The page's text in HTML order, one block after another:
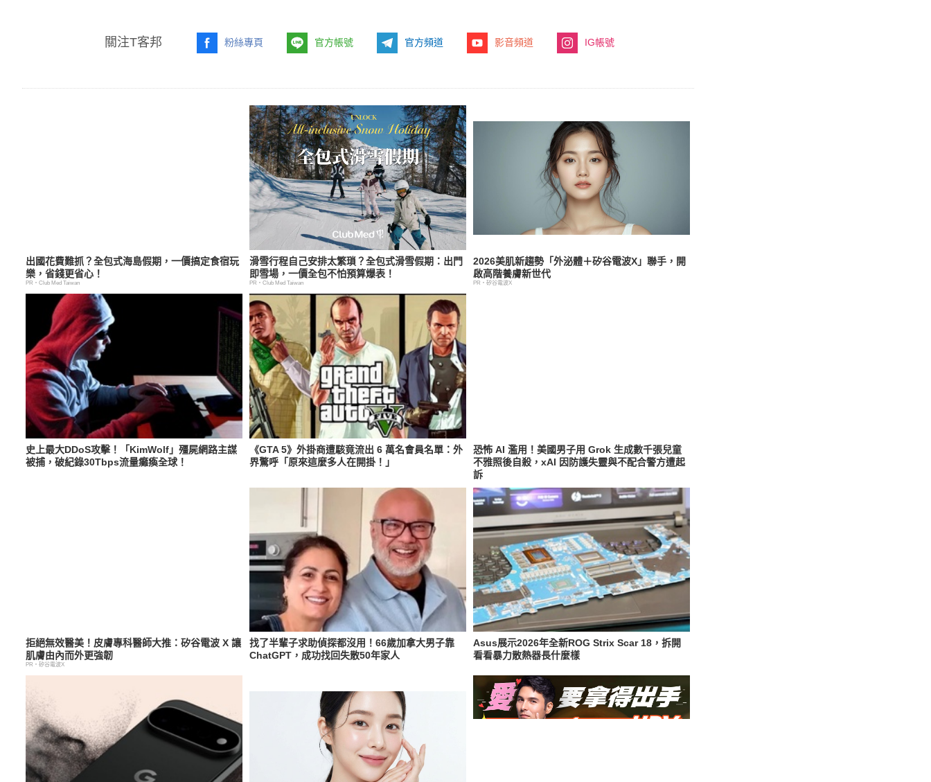
關注T客邦 粉絲專頁 官方帳號 官方頻道 影音頻道 IG帳號
出國花費難抓？全包式海島假期，一價搞定食宿玩
樂，省錢更省心！
PR・Club Med Taiwan
滑雪行程自己安排太繁瑣？全包式滑雪假期：出門
即雪場，一價全包不怕預算爆表！
PR・Club Med Taiwan
2026美肌新趨勢「外泌體＋矽谷電波X」聯手，開
啟高階養膚新世代
PR・矽谷電波X
史上最大DDoS攻擊！「KimWolf」殭屍網路主謀
被捕，破紀錄30Tbps流量癱瘓全球！
《GTA 5》外掛商遭駭竟流出 6 萬名會員名單：外
界驚呼「原來這麼多人在開掛！」
恐怖 AI 濫用！美國男子用 Grok 生成數千張兒童
不雅照後自殺，xAI 因防護失靈與不配合警方遭起
訴
拒絕無效醫美！皮膚專科醫師大推：矽谷電波 X 讓
肌膚由內而外更強韌
PR・矽谷電波X
找了半輩子求助偵探都沒用！66歲加拿大男子靠
ChatGPT，成功找回失散50年家人
Asus展示2026年全新ROG Strix Scar 18，拆開
看看暴力散熱器長什麼樣